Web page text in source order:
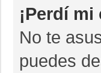
¡Perdí
No te
puedes